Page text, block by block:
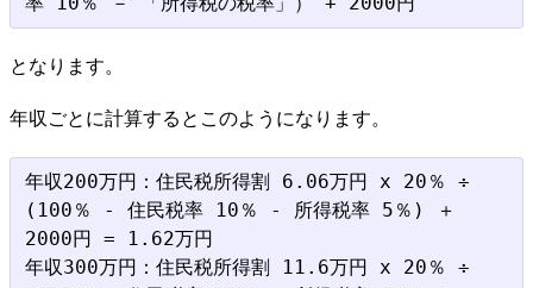
となります。
年収ごとに計算するとこのようになります。
年収200万円：住民税所得割 6.06万円 x 20％ ÷
(100％ - 住民税率 10％ - 所得税率 5％) ＋
2000円 = 1.62万円
年収300万円：住民税所得割 11.6万円 x 20％ ÷